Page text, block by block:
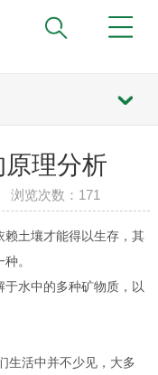
理分析
浏览次数： 171
土壤才能得以生存，其
。
水中的多种矿物质，以
活中并不少见，大多